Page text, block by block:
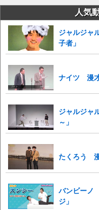
人気
ジャルジャ
子者」
ナイツ 漫
ジャルジャ
～」
たくろう 漫
バンビーノ
ジ」